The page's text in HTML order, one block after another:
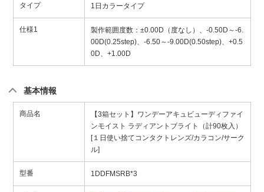
タイプ 1日カラータイプ
仕様1
製作範囲度数：±0.00D（度なし）、-0.50D～-6.
00D(0.25step)、-6.50～-9.00D(0.50step)、+0.5
0D、+1.00D
基本情報
商品名
【3箱セット】ワンデーアキュビューディファイ
ンモイスト ラディアントブライト（計90枚入）
[１日使い捨てコンタクトレンズ/カラコン/サーク
ル]
型番 1DDFMSRB*3